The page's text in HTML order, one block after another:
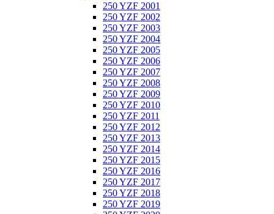
250 YZF 2001
250 YZF 2002
250 YZF 2003
250 YZF 2004
250 YZF 2005
250 YZF 2006
250 YZF 2007
250 YZF 2008
250 YZF 2009
250 YZF 2010
250 YZF 2011
250 YZF 2012
250 YZF 2013
250 YZF 2014
250 YZF 2015
250 YZF 2016
250 YZF 2017
250 YZF 2018
250 YZF 2019